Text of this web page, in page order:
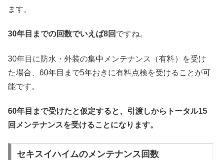
ます。
30年目までの回数でいえば8回 ですね。
30年目に防水・外装の集中メンテナンス（有料）を受け
た場合、60年目まで5年おきに有料点検を受けることが可
能です。
60年目まで受けたと仮定すると、引渡しからトータル15
回メンテナンスを受けることになります。
セキスイハイムのメンテナンス回数